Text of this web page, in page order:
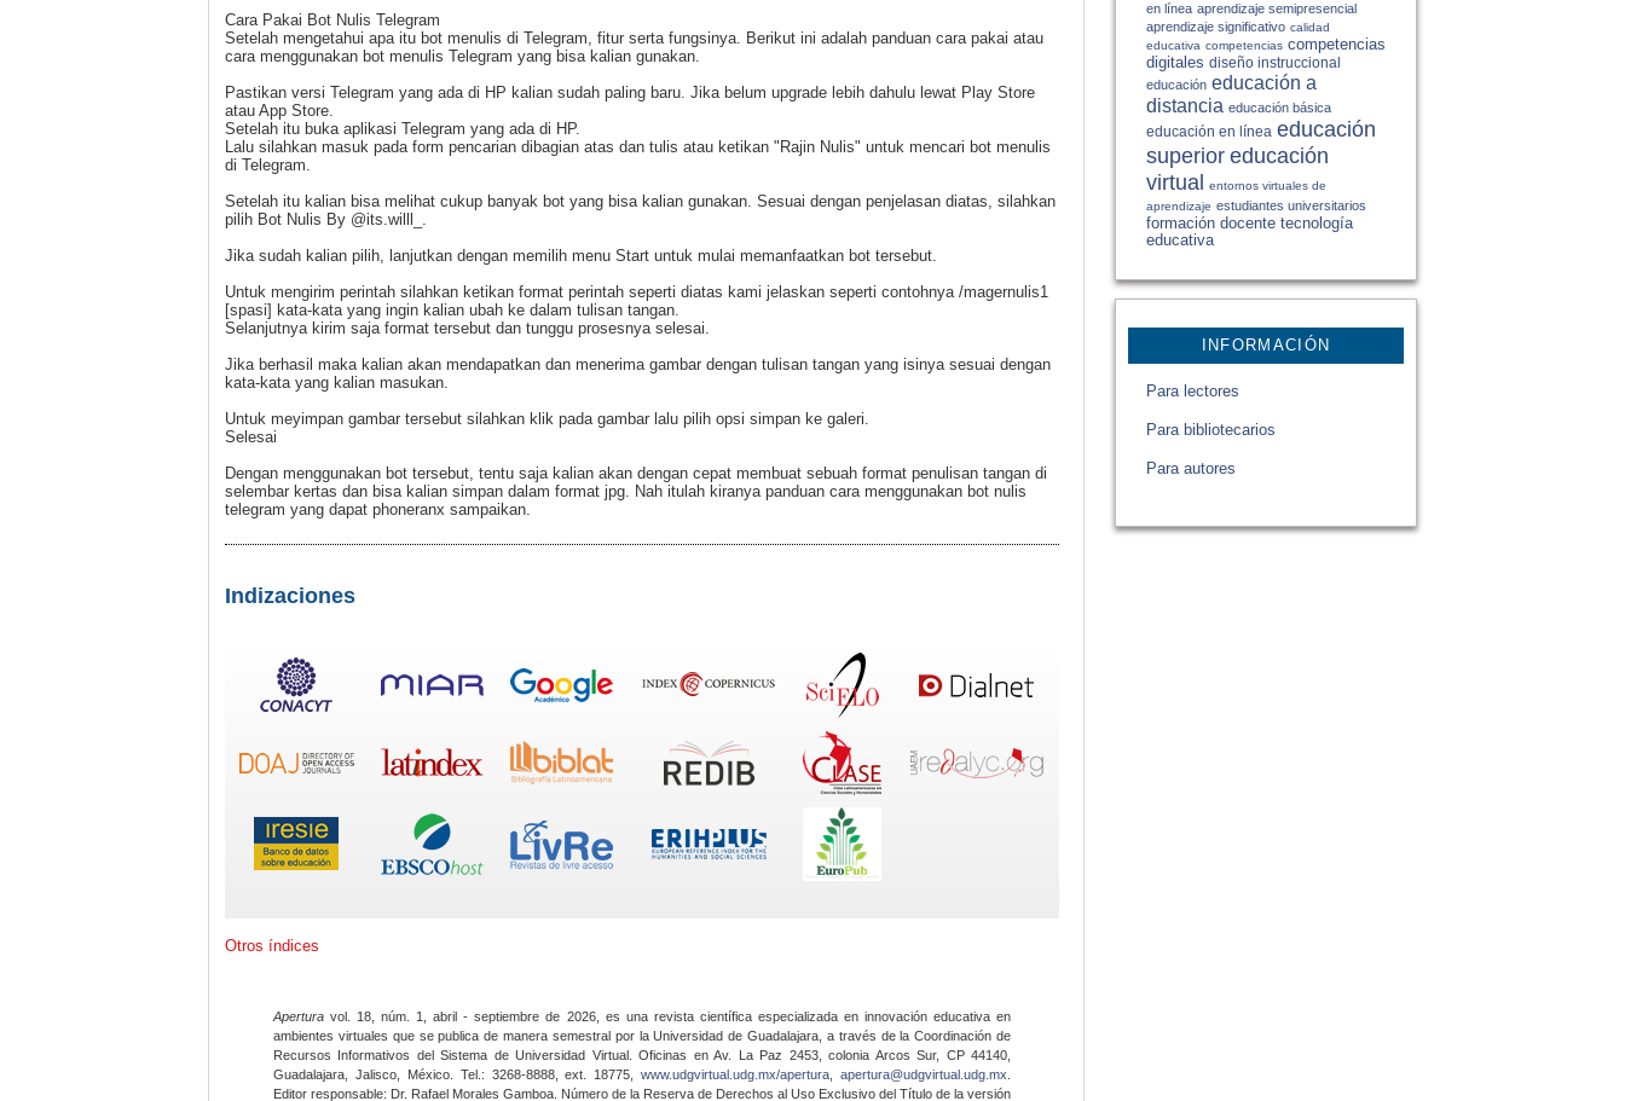
en línea aprendizaje semipresencial
aprendizaje significativo calidad
educativa competencias competencias
digitales diseño instruccional
educación educación a
distancia educación básica
educación en línea educación
superior educación
virtual entornos virtuales de
aprendizaje estudiantes universitarios
formación docente tecnología
educativa
INFORMACIÓN
Para lectores
Para bibliotecarios
Para autores
Cara Pakai Bot Nulis Telegram
Setelah mengetahui apa itu bot menulis di Telegram, fitur serta fungsinya. Berikut ini adalah panduan cara pakai atau
cara menggunakan bot menulis Telegram yang bisa kalian gunakan.
Pastikan versi Telegram yang ada di HP kalian sudah paling baru. Jika belum upgrade lebih dahulu lewat Play Store
atau App Store.
Setelah itu buka aplikasi Telegram yang ada di HP.
Lalu silahkan masuk pada form pencarian dibagian atas dan tulis atau ketikan "Rajin Nulis" untuk mencari bot menulis
di Telegram.
Setelah itu kalian bisa melihat cukup banyak bot yang bisa kalian gunakan. Sesuai dengan penjelasan diatas, silahkan
pilih Bot Nulis By @its.willl_.
Jika sudah kalian pilih, lanjutkan dengan memilih menu Start untuk mulai memanfaatkan bot tersebut.
Untuk mengirim perintah silahkan ketikan format perintah seperti diatas kami jelaskan seperti contohnya /magernulis1
[spasi] kata-kata yang ingin kalian ubah ke dalam tulisan tangan.
Selanjutnya kirim saja format tersebut dan tunggu prosesnya selesai.
Jika berhasil maka kalian akan mendapatkan dan menerima gambar dengan tulisan tangan yang isinya sesuai dengan
kata-kata yang kalian masukan.
Untuk meyimpan gambar tersebut silahkan klik pada gambar lalu pilih opsi simpan ke galeri.
Selesai
Dengan menggunakan bot tersebut, tentu saja kalian akan dengan cepat membuat sebuah format penulisan tangan di
selembar kertas dan bisa kalian simpan dalam format jpg. Nah itulah kiranya panduan cara menggunakan bot nulis
telegram yang dapat phoneranx sampaikan.
Indizaciones
Otros índices
Apertura vol. 18, núm. 1, abril - septiembre de 2026, es una revista científica especializada en innovación educativa en
ambientes virtuales que se publica de manera semestral por la Universidad de Guadalajara, a través de la Coordinación de
Recursos Informativos del Sistema de Universidad Virtual. Oficinas en Av. La Paz 2453, colonia Arcos Sur, CP 44140,
Guadalajara, Jalisco, México. Tel.: 3268-8888, ext. 18775,www.udgvirtual.udg.mx/apertura apertura@udgvirtual.udg.mx
Editor responsable: Dr. Rafael Morales Gamboa. Número de la Reserva de Derechos al Uso Exclusivo del Título de la versión